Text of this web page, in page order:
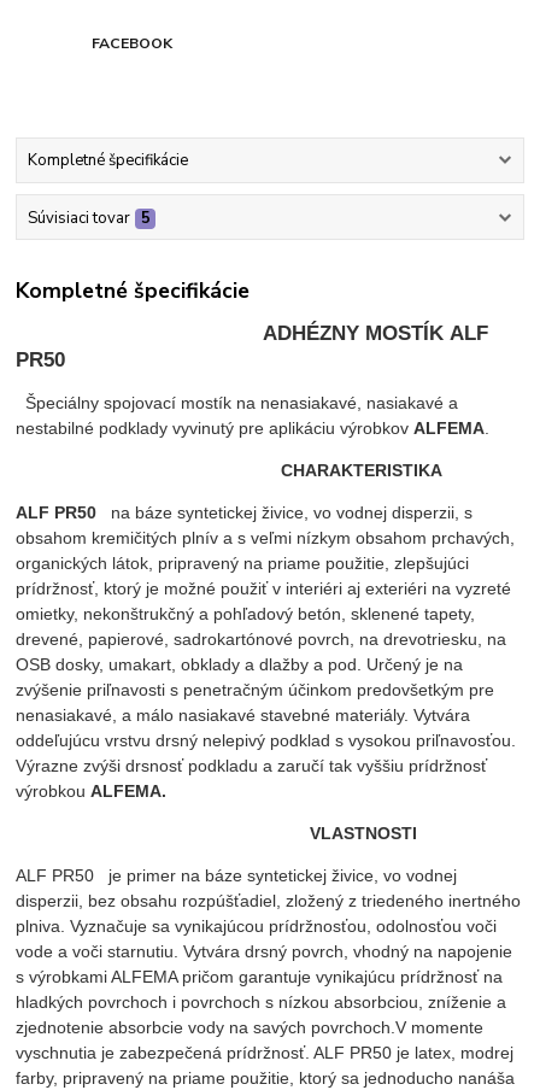
FACEBOOK
Kompletné špecifikácie
Súvisiaci tovar 5
Kompletné špecifikácie
ADHÉZNY MOSTÍK ALF
PR50
Špeciálny spojovací mostík na nenasiakavé, nasiakavé a
nestabilné podklady vyvinutý pre aplikáciu výrobkovALFEMA
CHARAKTERISTIKA
ALF PR50 na báze syntetickej živice, vo vodnej disperzii, s
obsahom kremičitých plnív a s veľmi nízkym obsahom prchavých,
organických látok, pripravený na priame použitie, zlepšujúci
prídržnosť, ktorý je možné použiť v interiéri aj exteriéri na vyzreté
omietky, nekonštrukčný a pohľadový betón, sklenené tapety,
drevené, papierové, sadrokartónové povrch, na drevotriesku, na
OSB dosky, umakart, obklady a dlažby a pod. Určený je na
zvýšenie priľnavosti s penetračným účinkom predovšetkým pre
nenasiakavé, a málo nasiakavé stavebné materiály. Vytvára
oddeľujúcu vrstvu drsný nelepivý podklad s vysokou priľnavosťou.
Výrazne zvýši drsnosť podkladu a zaručí tak vyššiu prídržnosť
výrobkouALFEMA.
VLASTNOSTI
ALF PR50 je primer na báze syntetickej živice, vo vodnej
disperzii, bez obsahu rozpúšťadiel, zložený z triedeného inertného
plniva. Vyznačuje sa vynikajúcou prídržnosťou, odolnosťou voči
vode a voči starnutiu. Vytvára drsný povrch, vhodný na napojenie
s výrobkami ALFEMA pričom garantuje vynikajúcu prídržnosť na
hladkých povrchoch i povrchoch s nízkou absorbciou, zníženie a
zjednotenie absorbcie vody na savých povrchoch.V momente
vyschnutia je zabezpečená prídržnosť. ALF PR50 je latex, modrej
farby, pripravený na priame použitie, ktorý sa jednoducho nanáša